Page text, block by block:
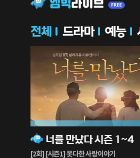
전체 드라마 예능
너를 만났다 시즌 1~4
[2회] [시즌1] 못다한 사랑이야기
81%
재
생